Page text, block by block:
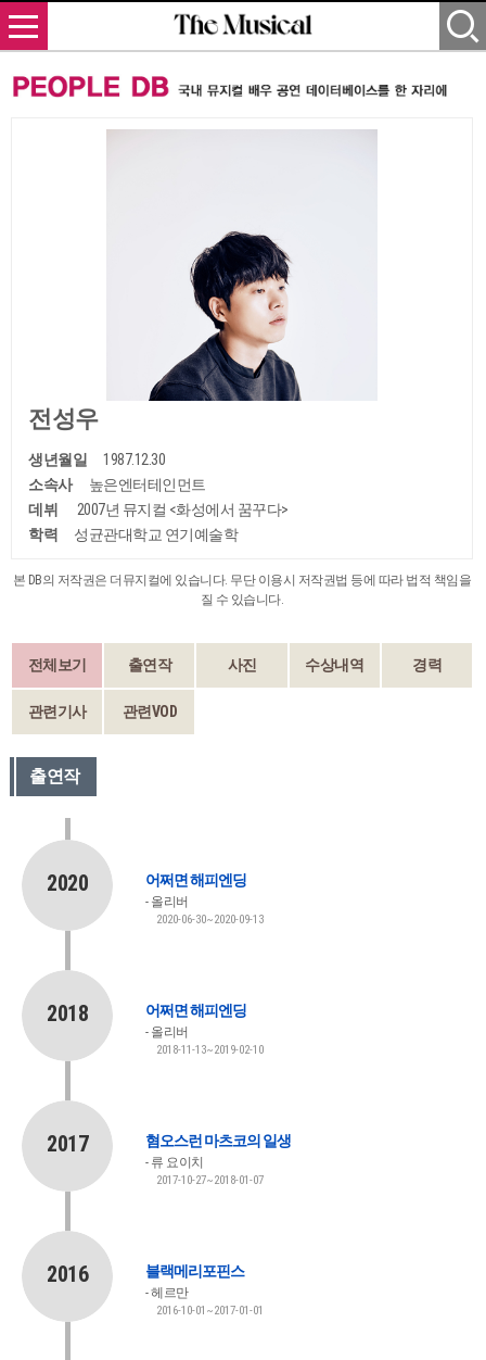
전성우
생년월일
1987.12.30
소속사
높은엔터테인먼트
데뷔
2007년 뮤지컬 <화성에서 꿈꾸다>
학력
성균관대학교 연기예술학
본 DB의 저작권은 더뮤지컬에 있습니다. 무단 이용시 저작권법 등에 따라 법적 책임을
질 수 있습니다.
전체보기 출연작 사진 수상내역 경력
관련기사 관련VOD
출연작
2020 어쩌면 해피엔딩
올리버
2020-06-30~2020-09-13
2018 어쩌면 해피엔딩
올리버
2018-11-13~2019-02-10
2017 혐오스런 마츠코의 일생
류 요이치
2017-10-27~2018-01-07
2016 블랙메리포핀스
헤르만
2016-10-01~2017-01-01